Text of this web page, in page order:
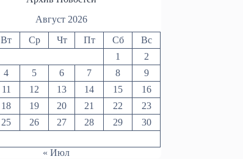
Август 2026
Вт Ср Чт Пт Сб
Вс
1
2
4 5 6 7 8
9
11 12 13 14 15
16
18 19 20 21 22
23
25 26 27 28 29
30
« Июл